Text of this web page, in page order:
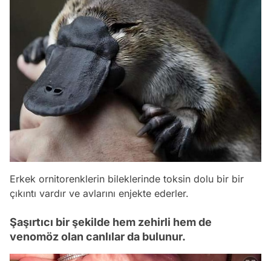
Erkek ornitorenklerin bileklerinde toksin dolu bir bir
çıkıntı vardır ve avlarını enjekte ederler.
Şaşırtıcı bir şekilde hem zehirli hem de
venomöz olan canlılar da bulunur.